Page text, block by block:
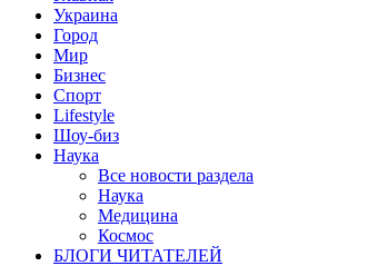
Украина
Город
Мир
Бизнес
Спорт
Lifestyle
Шоу-биз
Наука
Все новости раздела
Наука
Медицина
Космос
БЛОГИ ЧИТАТЕЛЕЙ